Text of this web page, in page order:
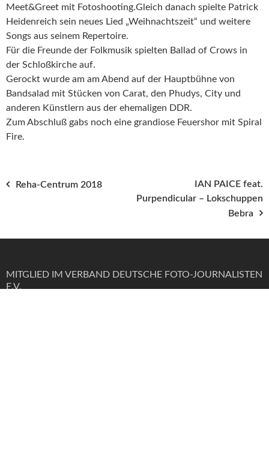
Meet&Greet mit Fotoshooting.Gleich danach spielte Patrick
Heidenreich sein neues Lied „Weihnachtszeit“ und weitere
Songs aus seinem Repertoire.
Für die Freunde der Folkmusik spielten Ballad of Crows in
der Schloßkirche auf.
Gerockt wurde am am Abend auf der Hauptbühne von
Bandsalad mit Stücken von Carat, den Phudys, City und
anderen Künstlern aus der ehemaligen DDR.
Zum Abschluß gabs noch eine grandiose Feuershor mit Spiral
Fire.
Beitragsnavigation
Reha-Centrum 2018
IAN PAICE feat.
Purpendicular – Lokschuppen
Bebra
MITGLIED IM VERBAND DEUTSCHE FOTO-JOURNALISTEN
E.V.